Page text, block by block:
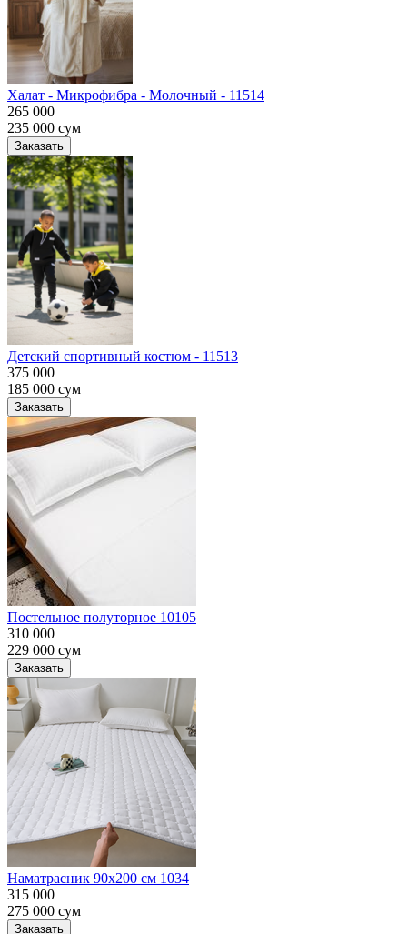
Халат - Микрофибра - Молочный - 11514
265 000
235 000 сум
Заказать
Детский спортивный костюм - 11513
375 000
185 000 сум
Заказать
Постельное полуторное 10105
310 000
229 000 сум
Заказать
Наматрасник 90х200 см 1034
315 000
275 000 сум
Заказать